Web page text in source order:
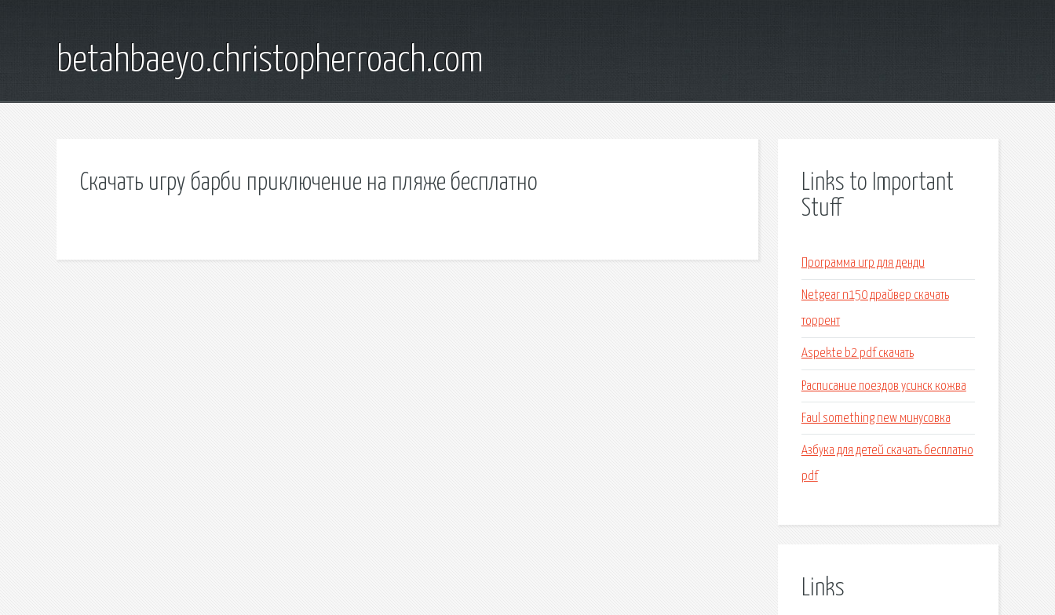
betahbaeyo.christopherroach.com
Скачать игру барби приключение на пляже бесплатно
Links to Important
Stuff
Программа игр для денди
Netgear n150 драйвер скачать
торрент
Aspekte b2 pdf скачать
Расписание поездов усинск кожва
Faul something new минусовка
Азбука для детей скачать бесплатно
pdf
Links